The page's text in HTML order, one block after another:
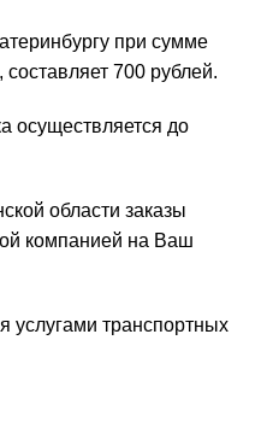
при сумме
700 рублей.
осуществляется до
области заказы
компанией на Ваш
услугами транспортных